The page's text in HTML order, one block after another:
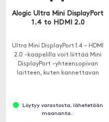
Alogic Ultra Mini DisplayPort
1.4 to HDMI 2.0
Ultra Mini DisplayPort 1.4 - HDMI
2.0 -kaapelilla voit liittää Mini
DisplayPort -yhteensopivan
laitteen, kuten kannettavan
projektoriin.
Löytyy varastosta, lähetetään
maananta..